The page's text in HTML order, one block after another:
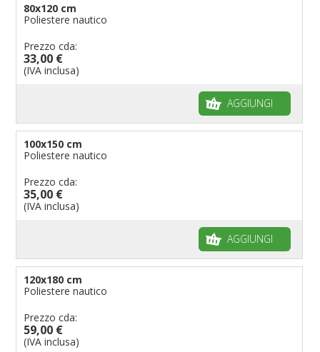
80x120 cm
Poliestere nautico
Prezzo cda:
33,00 €
(IVA inclusa)
AGGIUNGI
100x150 cm
Poliestere nautico
Prezzo cda:
35,00 €
(IVA inclusa)
AGGIUNGI
120x180 cm
Poliestere nautico
Prezzo cda:
59,00 €
(IVA inclusa)